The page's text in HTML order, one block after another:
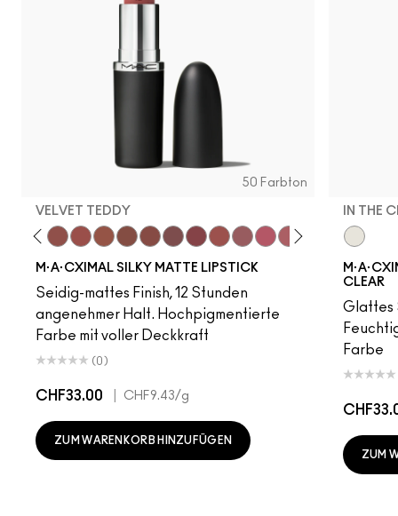
50 Farbton
VELVET TEDDY
M·A·CXIMAL SILKY MATTE LIPSTICK
Seidig-mattes Finish, 12 Stunden
angenehmer Halt. Hochpigmentierte
Farbe mit voller Deckkraft
(0)
CHF33.00 CHF9.43/g
ZUM WARENKORB HINZUFÜGEN
IN THE
CLEAR
Glattes
Farbe
ZUM